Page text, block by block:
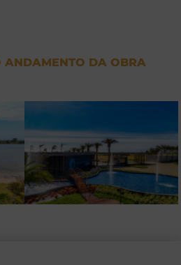
ANDAMENTO DA OBRA